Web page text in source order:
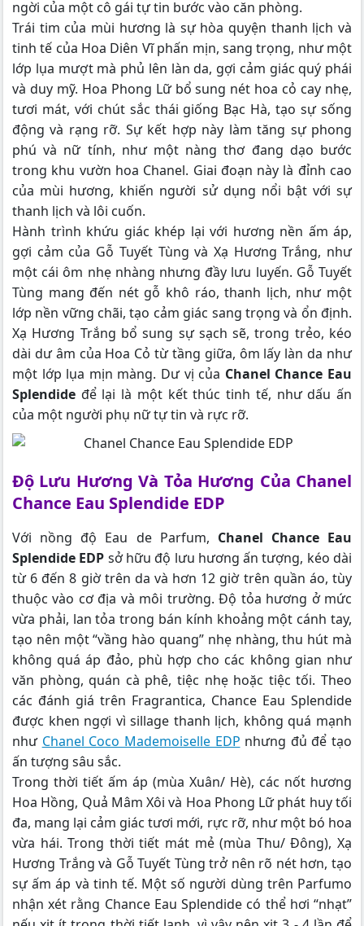
ngời của một cô gái tự tin bước vào căn phòng.
Trái tim của mùi hương là sự hòa quyện thanh lịch và
tinh tế của Hoa Diên Vĩ phấn mịn, sang trọng, như một
lớp lụa mượt mà phủ lên làn da, gợi cảm giác quý phái
và duy mỹ. Hoa Phong Lữ bổ sung nét hoa cỏ cay nhẹ,
tươi mát, với chút sắc thái giống Bạc Hà, tạo sự sống
động và rạng rỡ. Sự kết hợp này làm tăng sự phong
phú và nữ tính, như một nàng thơ đang dạo bước
trong khu vườn hoa Chanel. Giai đoạn này là đỉnh cao
của mùi hương, khiến người sử dụng nổi bật với sự
thanh lịch và lôi cuốn.
Hành trình khứu giác khép lại với hương nền ấm áp,
gợi cảm của Gỗ Tuyết Tùng và Xạ Hương Trắng, như
một cái ôm nhẹ nhàng nhưng đầy lưu luyến. Gỗ Tuyết
Tùng mang đến nét gỗ khô ráo, thanh lịch, như một
lớp nền vững chãi, tạo cảm giác sang trọng và ổn định.
Xạ Hương Trắng bổ sung sự sạch sẽ, trong trẻo, kéo
dài dư âm của Hoa Cỏ từ tầng giữa, ôm lấy làn da như
một lớp lụa mịn màng. Dư vị của Chanel Chance Eau
Splendide để lại là một kết thúc tinh tế, như dấu ấn
của một người phụ nữ tự tin và rực rỡ.
Độ Lưu Hương Và Tỏa Hương Của Chanel
Chance Eau Splendide EDP
Với nồng độ Eau de Parfum, Chanel Chance Eau
Splendide EDP sở hữu độ lưu hương ấn tượng, kéo dài
từ 6 đến 8 giờ trên da và hơn 12 giờ trên quần áo, tùy
thuộc vào cơ địa và môi trường. Độ tỏa hương ở mức
vừa phải, lan tỏa trong bán kính khoảng một cánh tay,
tạo nên một “vầng hào quang” nhẹ nhàng, thu hút mà
không quá áp đảo, phù hợp cho các không gian như
văn phòng, quán cà phê, tiệc nhẹ hoặc tiệc tối. Theo
các đánh giá trên Fragrantica, Chance Eau Splendide
được khen ngợi vì sillage thanh lịch, không quá mạnh
như Chanel Coco Mademoiselle EDP nhưng đủ để tạo
ấn tượng sâu sắc.
Trong thời tiết ấm áp (mùa Xuân/ Hè), các nốt hương
Hoa Hồng, Quả Mâm Xôi và Hoa Phong Lữ phát huy tối
đa, mang lại cảm giác tươi mới, rực rỡ, như một bó hoa
vừa hái. Trong thời tiết mát mẻ (mùa Thu/ Đông), Xạ
Hương Trắng và Gỗ Tuyết Tùng trở nên rõ nét hơn, tạo
sự ấm áp và tinh tế. Một số người dùng trên Parfumo
nhận xét rằng Chance Eau Splendide có thể hơi “nhạt”